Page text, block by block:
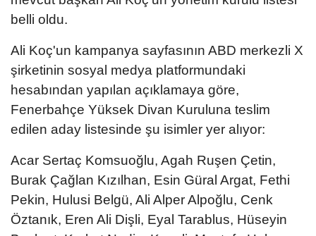
belli oldu.
Ali Koç'un kampanya sayfasının ABD merkezli X
şirketinin sosyal medya platformundaki
hesabından yapılan açıklamaya göre,
Fenerbahçe Yüksek Divan Kuruluna teslim
edilen aday listesinde şu isimler yer alıyor:
Acar Sertaç Komsuoğlu, Agah Ruşen Çetin,
Burak Çağlan Kızılhan, Esin Güral Argat, Fethi
Pekin, Hulusi Belgü, Ali Alper Alpoğlu, Cenk
Öztanık, Eren Ali Dişli, Eyal Tarablus, Hüseyin